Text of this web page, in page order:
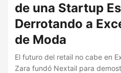
de una Startup
Derrotando a
de Moda
El futuro del retail no cabe en
Zara fundó Nextail para